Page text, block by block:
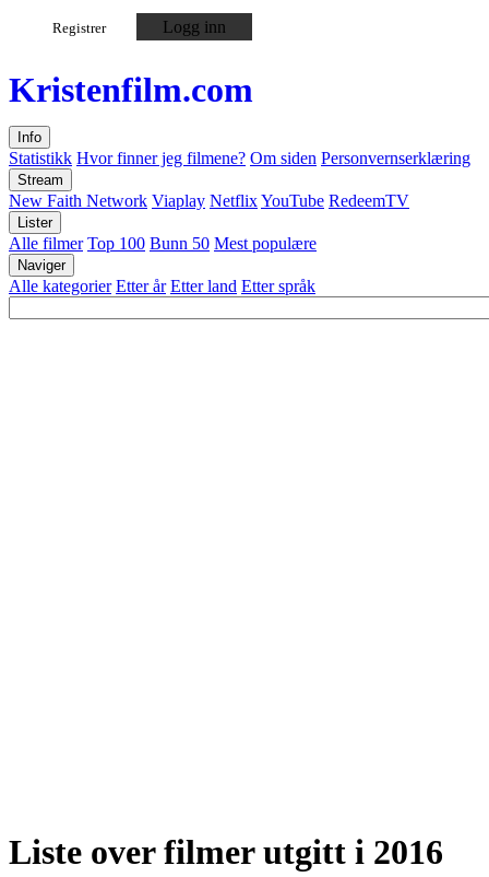
Registrer Logg inn
Kristenfilm.com
Info
Statistikk Hvor finner jeg filmene? Om siden Personvernserklæring
Stream
New Faith Network Viaplay NetflixYouTube RedeemTV
Lister
Alle filmer Top 100 Bunn 50 Mest populære
Naviger
Alle kategorier Etter år Etter land Etter språk
Liste over filmer utgitt i 2016